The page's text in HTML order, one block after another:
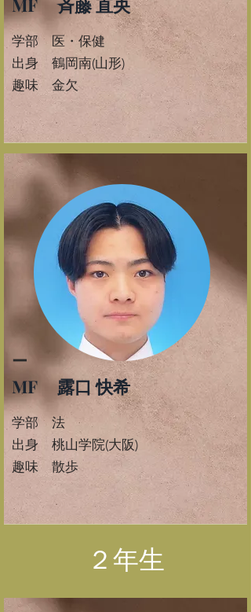
MF 斉藤 直央
学部 医・保健
​出身 鶴岡南(山形)
​趣味 金欠
ー
MF 露口 快希
学部 法
​出身 桃山学院(大阪)
​趣味 散歩
​２年生